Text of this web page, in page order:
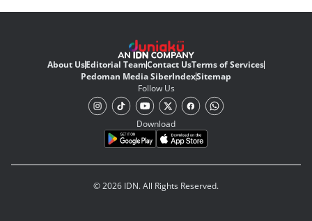
About UsEditorial TeamContact UsTerms of Services
Pedoman Media SiberIndexSitemap
Follow Us
Download
© 2026 IDN. All Rights Reserved.